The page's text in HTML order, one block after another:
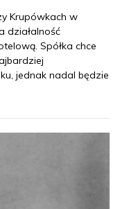
Krupówkach w
działalność
Spółka chce
jednak nadal będzie